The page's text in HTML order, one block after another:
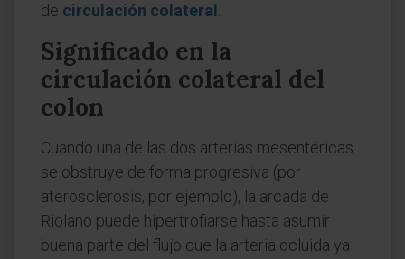
de circulación colateral
Significado en la
circulación colateral del
colon
Cuando una de las dos arterias mesentéricas
se obstruye de forma progresiva (por
aterosclerosis, por ejemplo), la arcada de
Riolano puede hipertrofiarse hasta asumir
buena parte del flujo que la arteria ocluida ya